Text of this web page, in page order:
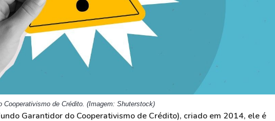
Cooperativismo de Crédito. (Imagem: Shuterstock)
Garantidor do Cooperativismo de Crédito), criado em 2014, ele é